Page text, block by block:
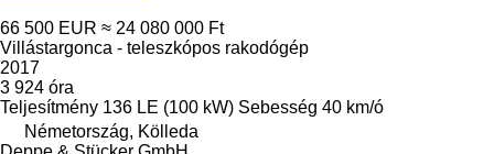
66 500 EUR ≈ 24 080 000 Ft
Villástargonca - teleszkópos rakodógép
2017
3 924 óra
Teljesítmény 136 LE (100 kW) Sebesség 40 km/ó
Németország, Kölleda